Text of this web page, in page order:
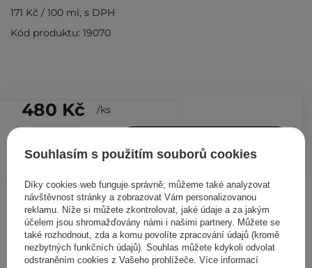
480 Kč /ks
171 Kč / 100 ml, s DPH
Kód produktu: 19070
Ostatní zákazníci si prohlédli
Souhlasím s použitím souborů cookies
Díky cookies web funguje správně; můžeme také analyzovat
návštěvnost stránky a zobrazovat Vám personalizovanou
reklamu. Níže si můžete zkontrolovat, jaké údaje a za jakým
účelem jsou shromažďovány námi i našimi partnery. Můžete se
také rozhodnout, zda a komu povolíte zpracování údajů (kromě
nezbytných funkčních údajů). Souhlas můžete kdykoli odvolat
odstraněním cookies z Vašeho prohlížeče. Více informací